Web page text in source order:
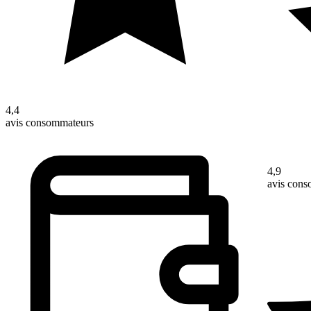
4,4
avis consommateurs
4,9
avis